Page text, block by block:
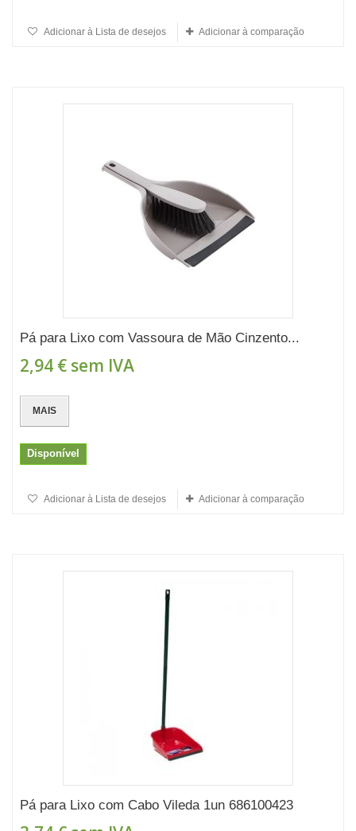
Adicionar à Lista de desejos Adicionar à comparação
Pá para Lixo com Vassoura de Mão Cinzento...
2,94 € sem IVA
MAIS
Disponível
Adicionar à Lista de desejos Adicionar à comparação
Pá para Lixo com Cabo Vileda 1un 686100423